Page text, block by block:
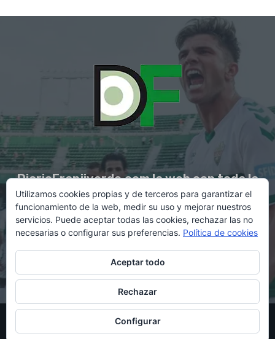
DiarioFranjiverde.com la web con toda la
información del Elche C.F.
Contacto en:diario@franjiverde.com
© Copyright 2021 - Gestión y diseño por Rubén Maestre
Política de cookies Política de privacidad
Utilizamos cookies propias y de terceros para garantizar el
funcionamiento de la web, medir su uso y mejorar nuestros
servicios. Puede aceptar todas las cookies, rechazar las no
necesarias o configurar sus preferencias. Política de cookies
Aceptar todo
Rechazar
Configurar